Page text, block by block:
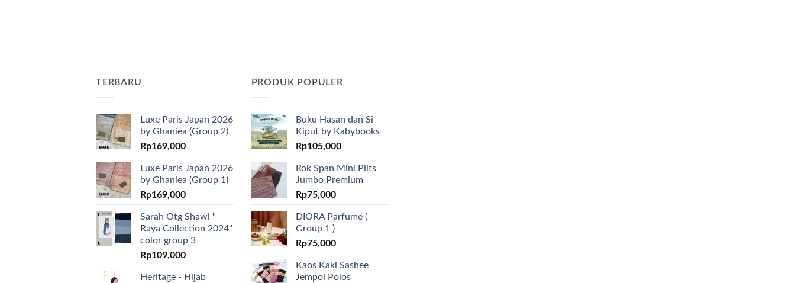
TERBARU
Luxe Paris Japan 2026
by Ghaniea (Group 2)
Rp169,000
Luxe Paris Japan 2026
by Ghaniea (Group 1)
Rp169,000
Sarah Otg Shawl "
Raya Collection 2024"
color group 3
Rp109,000
Heritage - Hijab
PRODUK POPULER
Buku Hasan dan Si
Kiput by Kabybooks
Rp105,000
Rok Span Mini Plits
Jumbo Premium
Rp75,000
DIORA Parfume (
Group 1 )
Rp75,000
Kaos Kaki Sashee
Jempol Polos